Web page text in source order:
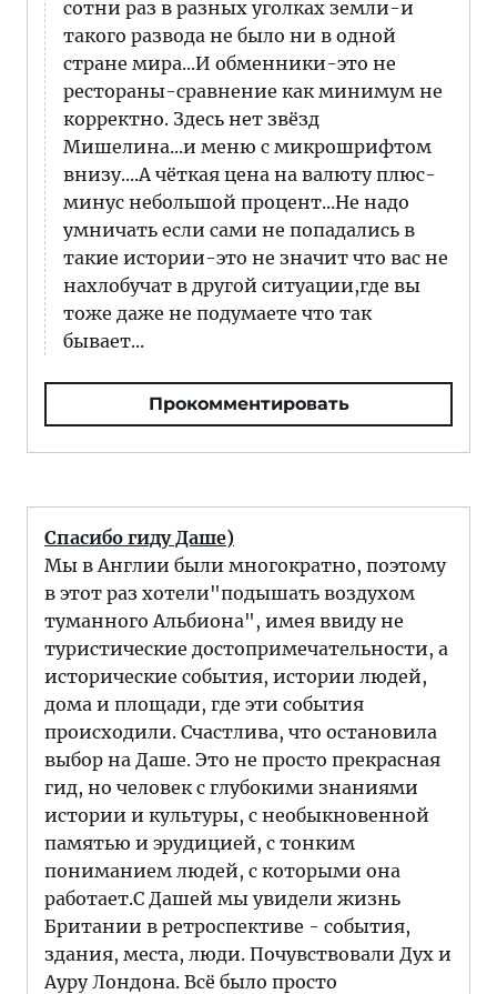
сотни раз в разных уголках земли-и
такого развода не было ни в одной
стране мира...И обменники-это не
рестораны-сравнение как минимум не
корректно. Здесь нет звёзд
Мишелина...и меню с микрошрифтом
внизу....А чёткая цена на валюту плюс-
минус небольшой процент...Не надо
умничать если сами не попадались в
такие истории-это не значит что вас не
нахлобучат в другой ситуации,где вы
тоже даже не подумаете что так
бывает...
Прокомментировать
Спасибо гиду Даше)
Мы в Англии были многократно, поэтому
в этот раз хотели"подышать воздухом
туманного Альбиона", имея ввиду не
туристические достопримечательности, а
исторические события, истории людей,
дома и площади, где эти события
происходили. Счастлива, что остановила
выбор на Даше. Это не просто прекрасная
гид, но человек с глубокими знаниями
истории и культуры, с необыкновенной
памятью и эрудицией, с тонким
пониманием людей, с которыми она
работает.С Дашей мы увидели жизнь
Британии в ретроспективе - события,
здания, места, люди. Почувствовали Дух и
Ауру Лондона. Всё было просто